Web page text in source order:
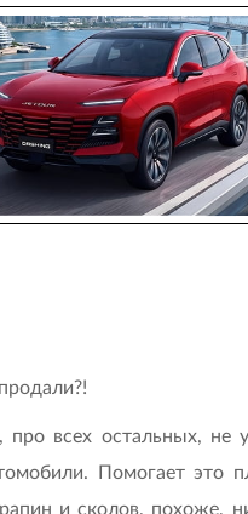
всех остальных, не
Помогает это
и сколов, похоже,